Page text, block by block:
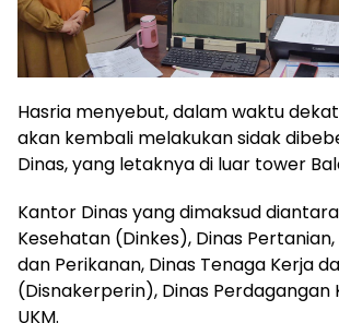
Hasria menyebut, dalam waktu
akan kembali melakukan sidak
Dinas, yang letaknya di luar tower
Kantor Dinas yang dimaksud
Kesehatan (Dinkes), Dinas
dan Perikanan, Dinas Tenaga Kerja
(Disnakerperin), Dinas Perdagangan
UKM.